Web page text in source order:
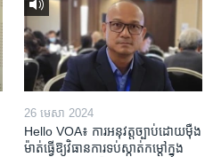
26 មេសា 2024
Hello VOA៖ ការអនុវត្ត​ច្បាប់​ដោយ​ម៉ឺង
ម៉ាត់​ធ្វើ​ឱ្យ​វិធានការ​ទប់ស្កាត់​កម្តៅ​ក្នុង​